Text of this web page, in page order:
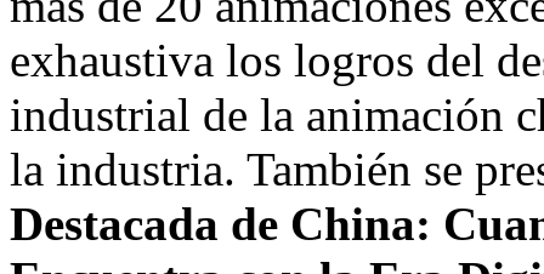
exhaustiva los logros del
industrial de la animación
la industria. También se
Destacada de China: